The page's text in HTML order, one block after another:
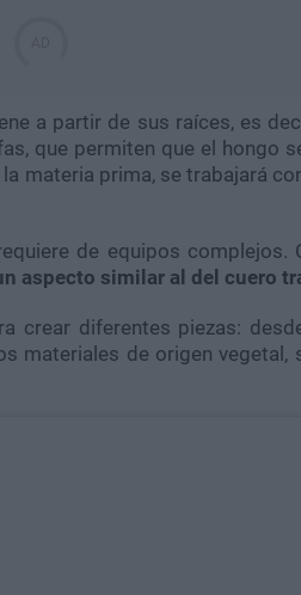
a partir de sus raíces, es
que permiten que el hongo
materia prima, se trabajará
de equipos complejos.
aspecto similar al del cuero
crear diferentes piezas:
materiales de origen vegetal,